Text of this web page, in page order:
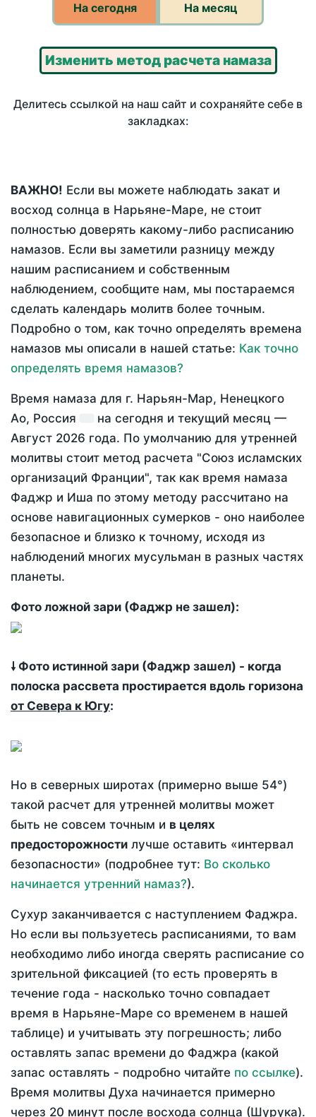
На сегодня На месяц
Изменить метод расчета намаза
Делитесь ссылкой на наш сайт и сохраняйте себе в
закладках:
ВАЖНО! Если вы можете наблюдать закат и
восход солнца в Нарьяне-Маре, не стоит
полностью доверять какому-либо расписанию
намазов. Если вы заметили разницу между
нашим расписанием и собственным
наблюдением, сообщите нам, мы постараемся
сделать календарь молитв более точным.
Подробно о том, как точно определять времена
намазов мы описали в нашей статье: Как точно
определять время намазов?
Время намаза для г. Нарьян-Мар, Ненецкого
Ао, Россия
на сегодня и текущий месяц —
Август 2026 года. По умолчанию для утренней
молитвы стоит метод расчета "Союз исламских
организаций Франции", так как время намаза
Фаджр и Иша по этому методу рассчитано на
основе навигационных сумерков - оно наиболее
безопасное и близко к точному, исходя из
наблюдений многих мусульман в разных частях
планеты.
Фото ложной зари (Фаджр не зашел):
🠗 Фото истинной зари (Фаджр зашел) - когда
полоска рассвета простирается вдоль горизона
от Севера к Югу:
Но в северных широтах (примерно выше 54°)
такой расчет для утренней молитвы может
быть не совсем точным и в целях
предосторожности лучше оставить «интервал
безопасности» (подробнее тут: Во сколько
начинается утренний намаз?).
Сухур заканчивается с наступлением Фаджра.
Но если вы пользуетесь расписаниями, то вам
необходимо либо иногда сверять расписание со
зрительной фиксацией (то есть проверять в
течение года - насколько точно совпадает
время в Нарьяне-Маре со временем в нашей
таблице) и учитывать эту погрешность; либо
оставлять запас времени до Фаджра (какой
запас оставлять - подробно читайте по ссылке).
Время молитвы Духа начинается примерно
через 20 минут после восхода солнца (Шурука).